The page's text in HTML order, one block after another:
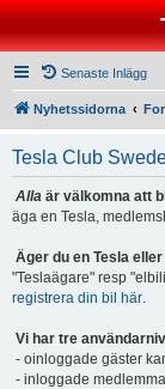
Senaste Inlägg
Nyhetssidorna
Tesla Club
Alla är välkomna att
äga en Tesla,
Äger du en Tesla eller
"Teslaägare" resp
registrera din bil här.
Vi har tre
- oinloggade gäster
- inloggade